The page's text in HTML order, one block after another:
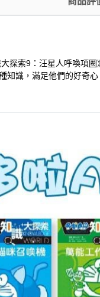
探索9：汪星人呼喚
知識，滿足他們的好奇